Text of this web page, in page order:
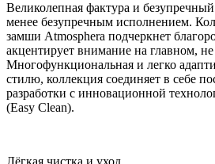
Великолепная фактура и
менее безупречным исполнением.
замши Atmosphera подчеркнет
акцентирует внимание на главном,
Многофункциональная и легко
стилю, коллекция соединяет в себе
разработки с инновационной
(Easy Clean).